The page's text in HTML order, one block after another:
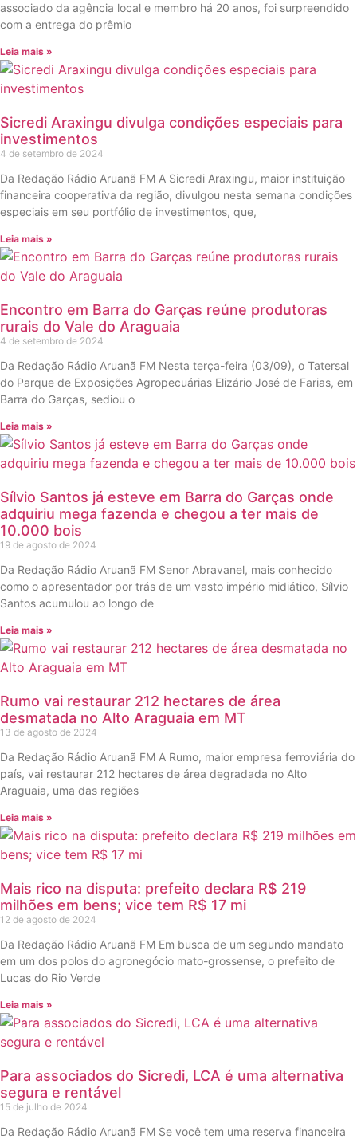
associado da agência local e membro há 20 anos, foi surpreendido
com a entrega do prêmio
Leia mais »
Sicredi Araxingu divulga condições especiais para
investimentos
4 de setembro de 2024
Da Redação Rádio Aruanã FM A Sicredi Araxingu, maior instituição
financeira cooperativa da região, divulgou nesta semana condições
especiais em seu portfólio de investimentos, que,
Leia mais »
Encontro em Barra do Garças reúne produtoras
rurais do Vale do Araguaia
4 de setembro de 2024
Da Redação Rádio Aruanã FM Nesta terça-feira (03/09), o Tatersal
do Parque de Exposições Agropecuárias Elizário José de Farias, em
Barra do Garças, sediou o
Leia mais »
Sílvio Santos já esteve em Barra do Garças onde
adquiriu mega fazenda e chegou a ter mais de
10.000 bois
19 de agosto de 2024
Da Redação Rádio Aruanã FM Senor Abravanel, mais conhecido
como o apresentador por trás de um vasto império midiático, Sílvio
Santos acumulou ao longo de
Leia mais »
Rumo vai restaurar 212 hectares de área
desmatada no Alto Araguaia em MT
13 de agosto de 2024
Da Redação Rádio Aruanã FM A Rumo, maior empresa ferroviária do
país, vai restaurar 212 hectares de área degradada no Alto
Araguaia, uma das regiões
Leia mais »
Mais rico na disputa: prefeito declara R$ 219
milhões em bens; vice tem R$ 17 mi
12 de agosto de 2024
Da Redação Rádio Aruanã FM Em busca de um segundo mandato
em um dos polos do agronegócio mato-grossense, o prefeito de
Lucas do Rio Verde
Leia mais »
Para associados do Sicredi, LCA é uma alternativa
segura e rentável
15 de julho de 2024
Da Redação Rádio Aruanã FM Se você tem uma reserva financeira